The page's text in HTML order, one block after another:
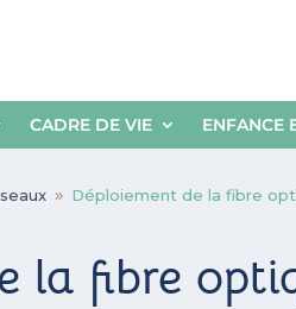
CADRE DE VIE ENFANCE
9 Déploiement de la fibre
la fibre